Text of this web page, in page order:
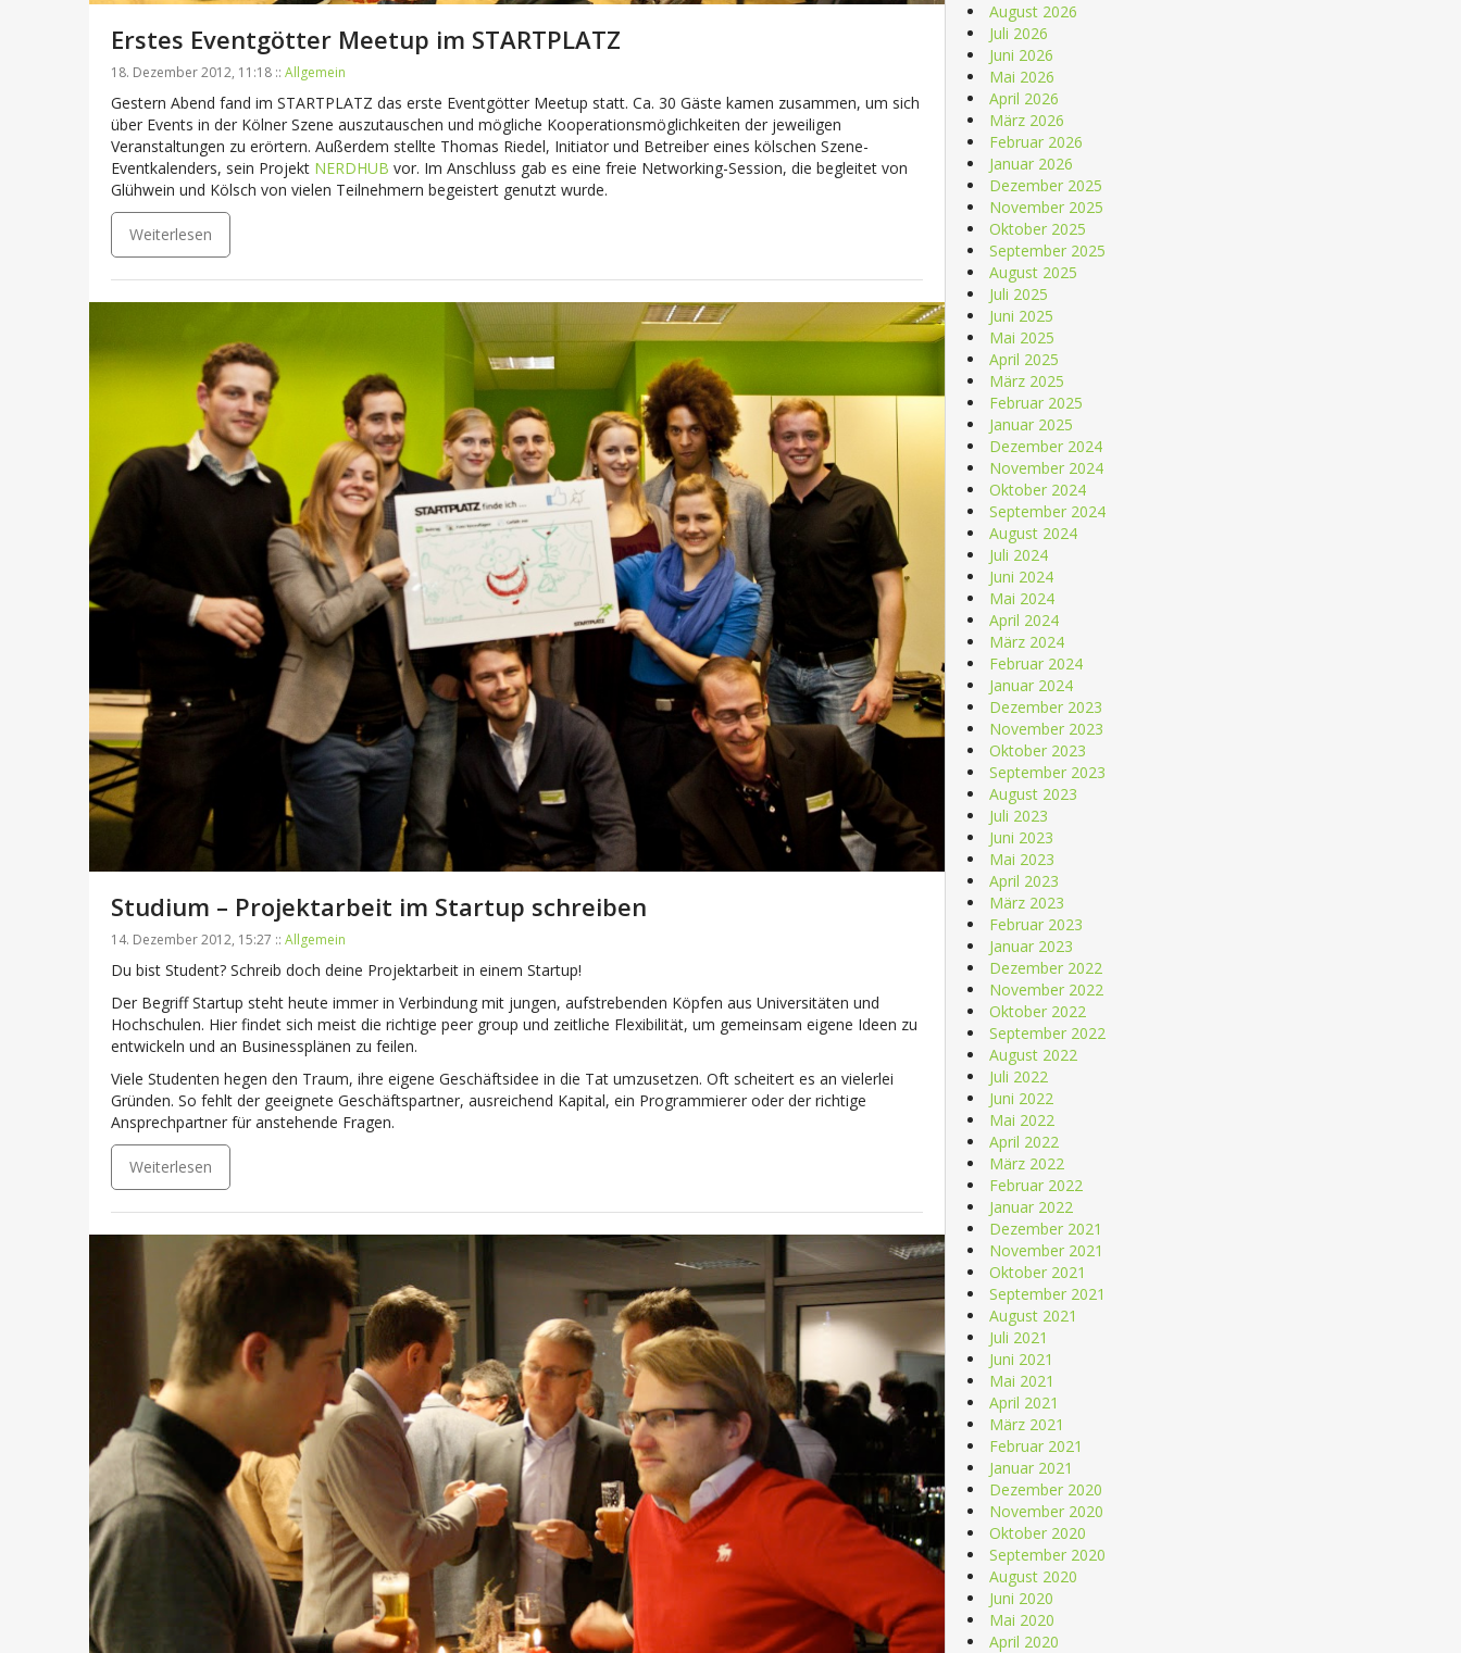
Erstes Eventgötter Meetup im STARTPLATZ
18. Dezember 2012, 11:18 :: Allgemein
Gestern Abend fand im STARTPLATZ das erste Eventgötter Meetup statt. Ca. 30 Gäste kamen zusammen, um sich
über Events in der Kölner Szene auszutauschen und mögliche Kooperationsmöglichkeiten der jeweiligen
Veranstaltungen zu erörtern. Außerdem stellte Thomas Riedel, Initiator und Betreiber eines kölschen Szene-
Eventkalenders, sein Projekt NERDHUB vor. Im Anschluss gab es eine freie Networking-Session, die begleitet von
Glühwein und Kölsch von vielen Teilnehmern begeistert genutzt wurde.
Weiterlesen
Studium – Projektarbeit im Startup schreiben
14. Dezember 2012, 15:27 :: Allgemein
Du bist Student? Schreib doch deine Projektarbeit in einem Startup!
Der Begriff Startup steht heute immer in Verbindung mit jungen, aufstrebenden Köpfen aus Universitäten und
Hochschulen. Hier findet sich meist die richtige peer group und zeitliche Flexibilität, um gemeinsam eigene Ideen zu
entwickeln und an Businessplänen zu feilen.
Viele Studenten hegen den Traum, ihre eigene Geschäftsidee in die Tat umzusetzen. Oft scheitert es an vielerlei
Gründen. So fehlt der geeignete Geschäftspartner, ausreichend Kapital, ein Programmierer oder der richtige
Ansprechpartner für anstehende Fragen.
Weiterlesen
August 2026
Juli 2026
Juni 2026
Mai 2026
April 2026
März 2026
Februar 2026
Januar 2026
Dezember 2025
November 2025
Oktober 2025
September 2025
August 2025
Juli 2025
Juni 2025
Mai 2025
April 2025
März 2025
Februar 2025
Januar 2025
Dezember 2024
November 2024
Oktober 2024
September 2024
August 2024
Juli 2024
Juni 2024
Mai 2024
April 2024
März 2024
Februar 2024
Januar 2024
Dezember 2023
November 2023
Oktober 2023
September 2023
August 2023
Juli 2023
Juni 2023
Mai 2023
April 2023
März 2023
Februar 2023
Januar 2023
Dezember 2022
November 2022
Oktober 2022
September 2022
August 2022
Juli 2022
Juni 2022
Mai 2022
April 2022
März 2022
Februar 2022
Januar 2022
Dezember 2021
November 2021
Oktober 2021
September 2021
August 2021
Juli 2021
Juni 2021
Mai 2021
April 2021
März 2021
Februar 2021
Januar 2021
Dezember 2020
November 2020
Oktober 2020
September 2020
August 2020
Juni 2020
Mai 2020
April 2020